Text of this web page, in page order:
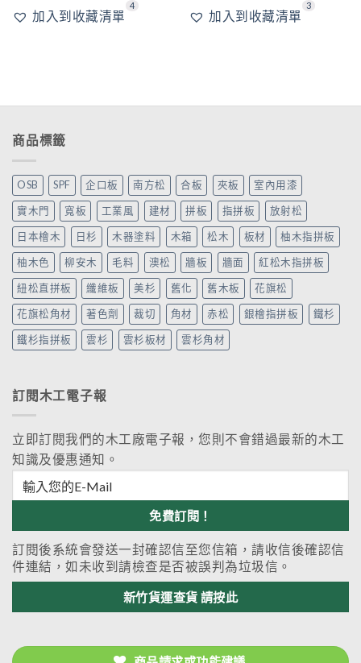
加入到收藏清單
4
加入到收藏清單
3
商品標籤
OSB SPF 企口板 南方松 合板 夾板 室內用漆
實木門 寬板 工業風 建材 拼板 指拼板 放射松
日本檜木 日杉 木器塗料 木箱 松木 板材 柚木指拼板
柚木色 柳安木 毛料 澳松 牆板 牆面 紅松木指拼板
紐松直拼板 纖維板 美杉 舊化 舊木板 花旗松
花旗松角材 著色劑 裁切 角材 赤松 銀檜指拼板 鐵杉
鐵杉指拼板 雲杉 雲杉板材 雲杉角材
訂閱木工電子報
立即訂閱我們的木工廠電子報，您則不會錯過最新的木工
知識及優惠通知。
訂閱後系統會發送一封確認信至您信箱，請收信後確認信
件連結，如未收到請檢查是否被誤判為垃圾信。
新竹貨運查貨 請按此